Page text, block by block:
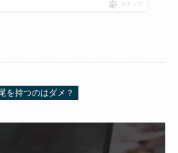
ポチップ
を持つのはダメ？